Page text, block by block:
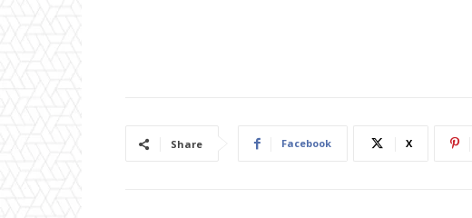
Share Facebook X